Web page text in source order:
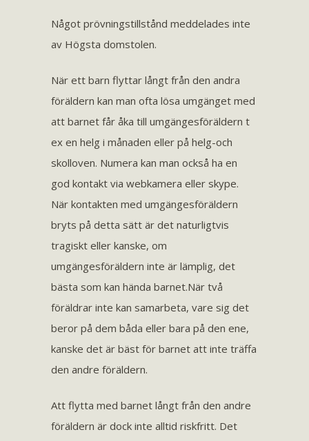
Något prövningstillstånd meddelades inte
av Högsta domstolen.
När ett barn flyttar långt från den andra
föräldern kan man ofta lösa umgänget med
att barnet får åka till umgängesföräldern t
ex en helg i månaden eller på helg-och
skolloven. Numera kan man också ha en
god kontakt via webkamera eller skype.
När kontakten med umgängesföräldern
bryts på detta sätt är det naturligtvis
tragiskt eller kanske, om
umgängesföräldern inte är lämplig, det
bästa som kan hända barnet.När två
föräldrar inte kan samarbeta, vare sig det
beror på dem båda eller bara på den ene,
kanske det är bäst för barnet att inte träffa
den andre föräldern.
Att flytta med barnet långt från den andre
föräldern är dock inte alltid riskfritt. Det